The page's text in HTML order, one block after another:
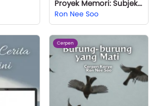
Proyek Memori: Subjek 27
Ron Nee Soo
Cerpen